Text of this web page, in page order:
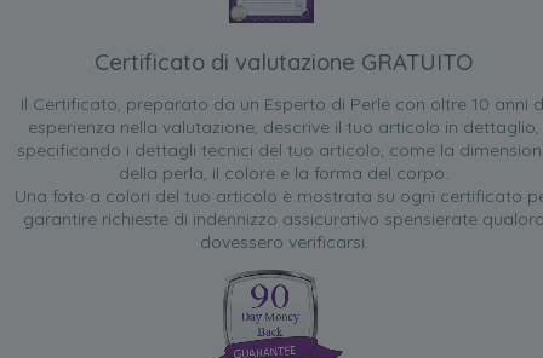
Certificato di valutazione GRATUITO
Il Certificato, preparato da un Esperto di Perle con oltre 10 anni
esperienza nella valutazione, descrive il tuo articolo in dettaglio,
specificando i dettagli tecnici del tuo articolo, come la
della perla, il colore e la forma del corpo.
Una foto a colori del tuo articolo è mostrata su ogni certificato
garantire richieste di indennizzo assicurativo spensierate
dovessero verificarsi.